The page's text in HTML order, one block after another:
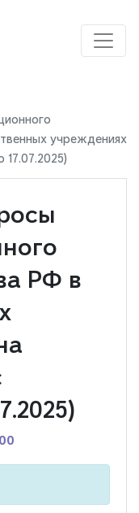
учреждениях
17.07.2025)
РФ в